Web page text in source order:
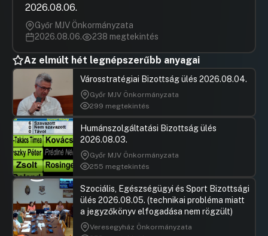
2026.08.06.
Győr MJV Önkormányzata
2026.08.06.
238 megtekintés
Az elmúlt hét legnépszerűbb anyagai
Városstratégiai Bizottság ülés 2026.08.04.
Győr MJV Önkormányzata
299 megtekintés
Humánszolgáltatási Bizottság ülés
2026.08.03.
Győr MJV Önkormányzata
255 megtekintés
Szociális, Egészségügyi és Sport Bizottsági
ülés 2026.08.05. (technikai probléma miatt
a jegyzőkönyv elfogadása nem rögzült)
Veresegyház Önkormányzata